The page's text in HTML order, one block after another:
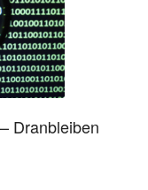
Dranbleiben